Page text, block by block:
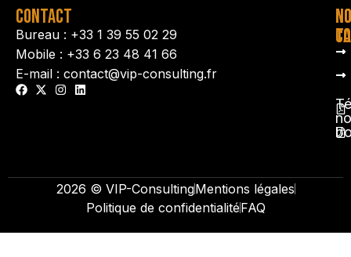
CONTACT
Bureau : +33 1 39 55 02 29
Mobile : +33 6 23 48 41 66
E-mail : contact@vip-consulting.fr
2026 © VIP-ConsultingMentions légales
Politique de confidentialitéFAQ